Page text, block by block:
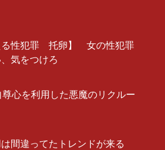
る性犯罪 托卵】 女の性犯罪
気をつけろ
心を利用した悪魔のリクルー
間違ってたトレンドが来る